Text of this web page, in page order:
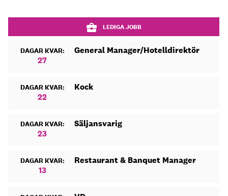
LEDIGA JOBB
DAGAR KVAR:
27
General Manager/Hotelldirektör
DAGAR KVAR:
22
Kock
DAGAR KVAR:
23
Säljansvarig
DAGAR KVAR:
13
Restaurant & Banquet Manager